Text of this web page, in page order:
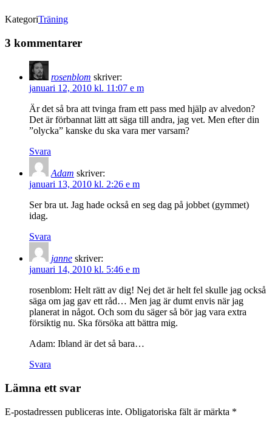
KategoriTräning
3 kommentarer
rosenblom skriver:
januari 12, 2010 kl. 11:07 e m
Är det så bra att tvinga fram ett pass med hjälp av alvedon?
Det är förbannat lätt att säga till andra, jag vet. Men efter din
”olycka” kanske du ska vara mer varsam?
Svara
Adam skriver:
januari 13, 2010 kl. 2:26 e m
Ser bra ut. Jag hade också en seg dag på jobbet (gymmet)
idag.
Svara
janne skriver:
januari 14, 2010 kl. 5:46 e m
rosenblom: Helt rätt av dig! Nej det är helt fel skulle jag också
säga om jag gav ett råd… Men jag är dumt envis när jag
planerat in något. Och som du säger så bör jag vara extra
försiktig nu. Ska försöka att bättra mig.
Adam: Ibland är det så bara…
Svara
Lämna ett svar
E-postadressen publiceras inte. Obligatoriska fält är märkta *